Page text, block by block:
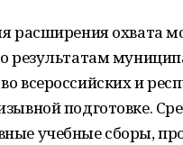
расширения охвата
результатам
всероссийских и
подготовке.
учебные сборы,